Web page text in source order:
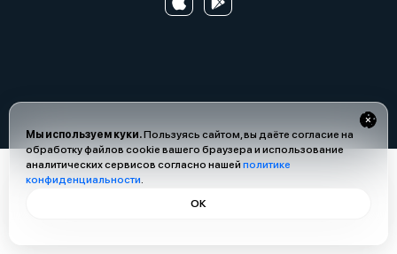
Мы используем куки.Пользуясь сайтом, вы даёте согласие на
обработку файлов cookie вашего браузера и использование
аналитических сервисов согласно нашей политике
конфиденциальности.
ОК